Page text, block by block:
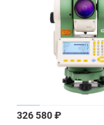
326 580 ₽